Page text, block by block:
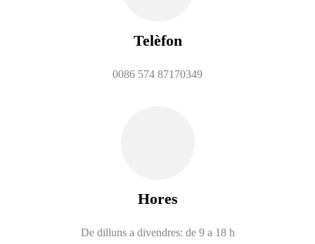
Telèfon
0086 574 87170349
Hores
De dilluns a divendres: de 9 a 18 h